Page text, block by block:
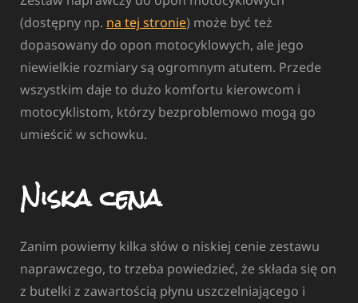
(dostępny np. na tej stronie) może być też
dopasowany do opon motocyklowych, ale jego
niewielkie rozmiary są ogromnym atutem. Przede
wszystkim daje to dużo komfortu kierowcom i
motocyklistom, którzy bezproblemowo mogą go
umieścić w schowku.
Niska cena
Zanim powiemy kilka słów o niskiej cenie zestawu
naprawczego, to trzeba powiedzieć, że składa się on
z butelki z zawartością płynu uszczelniającego i